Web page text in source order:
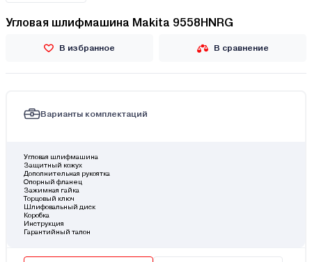
Угловая шлифмашина Makita 9558HNRG
В избранное В сравнение
Варианты комплектаций
Угловая шлифмашина
Защитный кожух
Дополнительная рукоятка
Опорный фланец
Зажимная гайка
Торцовый ключ
Шлифовальный диск
Коробка
Инструкция
Гарантийный талон